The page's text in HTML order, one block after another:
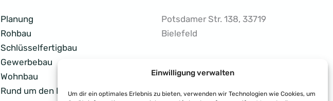
Einwilligung verwalten
Um dir ein optimales Erlebnis zu bieten, verwenden wir Technologien wie Cookies, um
Planung
Rohbau
Schlüsselfertigbau
Gewerbebau
Wohnbau
Rund um den Bau
Potsdamer Str. 138, 33719
Bielefeld
Rufen Sie uns an: Tel. 0521-
3043725